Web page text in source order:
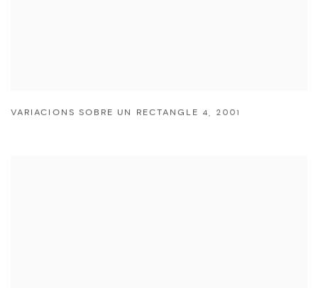
VARIACIONS SOBRE UN RECTANGLE 4, 2001